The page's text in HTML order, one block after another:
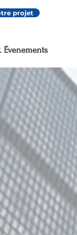
projet
Évenements